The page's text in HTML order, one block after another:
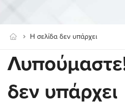
Η σελίδα δεν υπάρχει
δεν υπάρχει